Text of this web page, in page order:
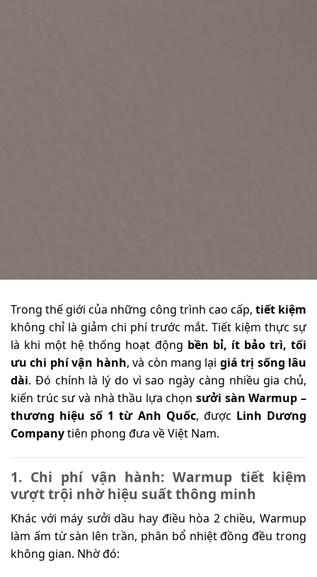
Trong thế giới của những công trình cao cấp, tiết kiệm
không chỉ là giảm chi phí trước mắt. Tiết kiệm thực sự
là khi một hệ thống hoạt động bền bỉ, ít bảo trì, tối
ưu chi phí vận hành, và còn mang lại giá trị sống lâu
dài. Đó chính là lý do vì sao ngày càng nhiều gia chủ,
kiến trúc sư và nhà thầu lựa chọnsưởi sàn Warmup –
thương hiệu số 1 từ Anh Quốc, được Linh Dương
Companytiên phong đưa về Việt Nam.
1. Chi phí vận hành: Warmup tiết kiệm
vượt trội nhờ hiệu suất thông minh
Khác với máy sưởi dầu hay điều hòa 2 chiều, Warmup
làm ấm từ sàn lên trần, phân bổ nhiệt đồng đều trong
không gian. Nhờ đó: